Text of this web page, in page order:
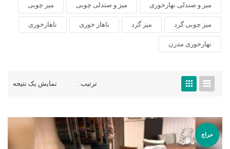
میز و صندلی نهارخوری میز و صندلی چوبی میز چوبی
میز چوبی گرد میز گرد ناهار خوری ناهارخوری
نهارخوری مدرن
نمایش یک نتیجه ترتیب :
حراج